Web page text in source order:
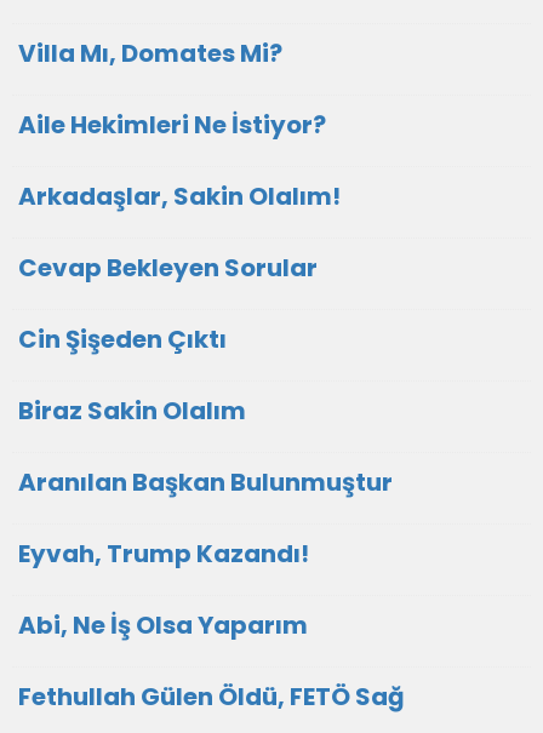
Villa Mı, Domates Mi?
Aile Hekimleri Ne İstiyor?
Arkadaşlar, Sakin Olalım!
Cevap Bekleyen Sorular
Cin Şişeden Çıktı
Biraz Sakin Olalım
Aranılan Başkan Bulunmuştur
Eyvah, Trump Kazandı!
Abi, Ne İş Olsa Yaparım
Fethullah Gülen Öldü, FETÖ Sağ